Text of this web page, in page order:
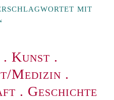
mit
. Kunst .
Medizin .
. Geschichte